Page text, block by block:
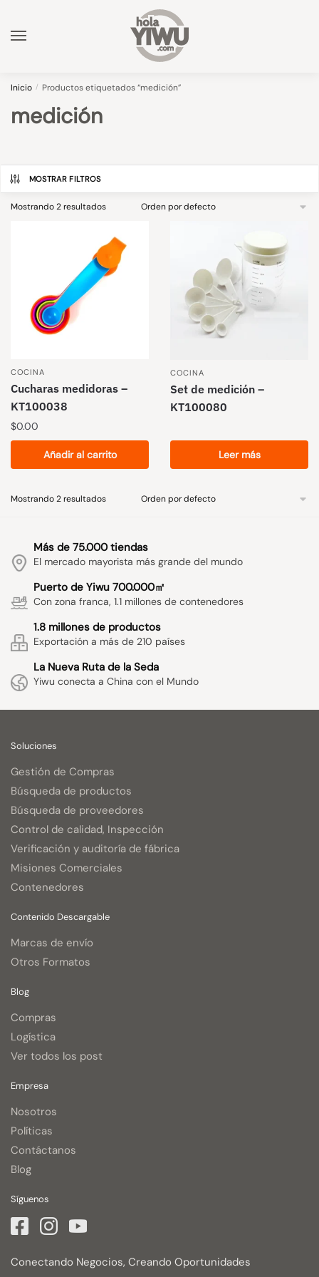
navigation
content
Inicio / Productos etiquetados “medición”
medición
MOSTRAR FILTROS
Mostrando 2 resultados
COCINA
Cucharas medidoras –
KT100038
$0.00
Añadir al carrito
COCINA
Set de medición –
KT100080
Leer más
Mostrando 2 resultados
Más de 75.000 tiendas
El mercado mayorista más grande del mundo
Puerto de Yiwu 700.000㎡
Con zona franca, 1.1 millones de contenedores
1.8 millones de productos
Exportación a más de 210 países
La Nueva Ruta de la Seda
Yiwu conecta a China con el Mundo
Soluciones
Gestión de Compras
Búsqueda de productos
Búsqueda de proveedores
Control de calidad, Inspección
Verificación y auditoría de fábrica
Misiones Comerciales
Contenedores
Contenido Descargable
Marcas de envío
Otros Formatos
Blog
Compras
Logística
Ver todos los post
Empresa
Nosotros
Políticas
Contáctanos
Blog
Síguenos
Conectando Negocios, Creando Oportunidades